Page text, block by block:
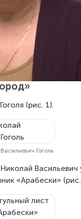
(рис. 1).
Гоголь
«Арабески» (рис.